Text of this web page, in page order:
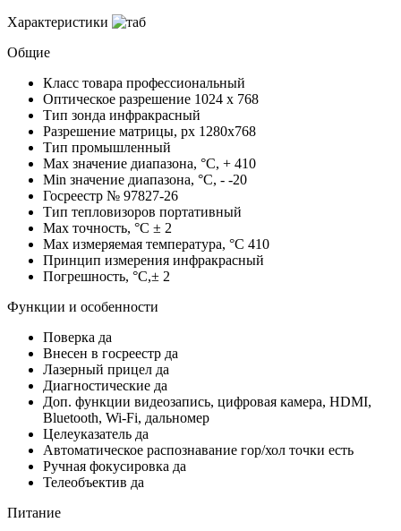
Характеристики
Общие
Класс товара профессиональный
Оптическое разрешение 1024 x 768
Тип зонда инфракрасный
Разрешение матрицы, px 1280x768
Тип промышленный
Max значение диапазона, °C, + 410
Min значение диапазона, °C, - -20
Госреестр № 97827-26
Тип тепловизоров портативный
Max точность, °С ± 2
Max измеряемая температура, °С 410
Принцип измерения инфракрасный
Погрешность, °C,± 2
Функции и особенности
Поверка да
Внесен в госреестр да
Лазерный прицел да
Диагностические да
Доп. функции видеозапись, цифровая камера, HDMI,
Bluetooth, Wi-Fi, дальномер
Целеуказатель да
Автоматическое распознавание гор/хол точки есть
Ручная фокусировка да
Телеобъектив да
Питание